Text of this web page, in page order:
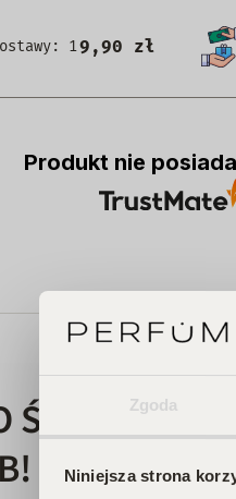
Zgoda
Niniejsza strona
19,90 zł
Produkt nie
ŚWIATA